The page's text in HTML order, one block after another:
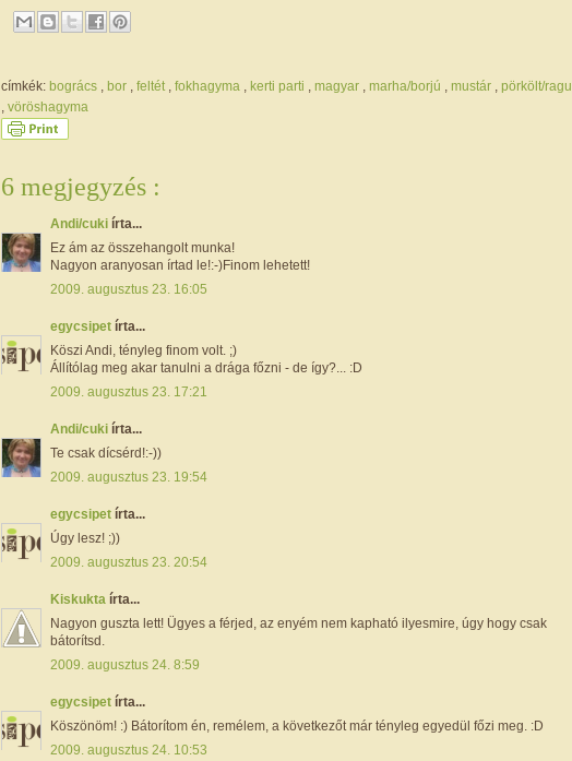
címkék: bogrács bor feltét fokhagyma kerti parti magyar marha/borjú mustár
pörkölt/ragu
vöröshagyma
6 megjegyzés :
Andi/cuki írta...
Ez ám az összehangolt munka!
Nagyon aranyosan írtad le!:-)Finom lehetett!
2009. augusztus 23. 16:05
egycsipet írta...
Köszi Andi, tényleg finom volt. ;)
Állítólag meg akar tanulni a drága főzni - de így?... :D
2009. augusztus 23. 17:21
Andi/cuki írta...
Te csak dícsérd!:-))
2009. augusztus 23. 19:54
egycsipet írta...
Úgy lesz! ;))
2009. augusztus 23. 20:54
Kiskukta írta...
Nagyon guszta lett! Ügyes a férjed, az enyém nem kapható ilyesmire, úgy hogy csak
bátorítsd.
2009. augusztus 24. 8:59
egycsipet írta...
Köszönöm! :) Bátorítom én, remélem, a következőt már tényleg egyedül főzi meg. :D
2009. augusztus 24. 10:53